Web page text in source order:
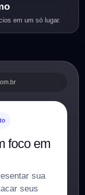
em um só lugar.
foco em
sua
seus